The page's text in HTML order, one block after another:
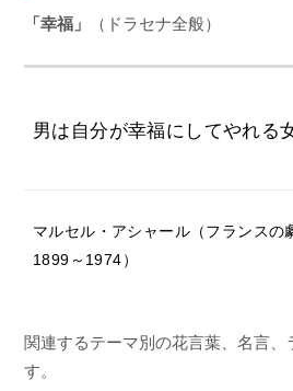
「幸福」 （ドラセナ全般）
男は自分が幸福にしてやれる
マルセル・アシャール（フランスの
1899～1974）
関連するテーマ別の花言葉、名言、
す。